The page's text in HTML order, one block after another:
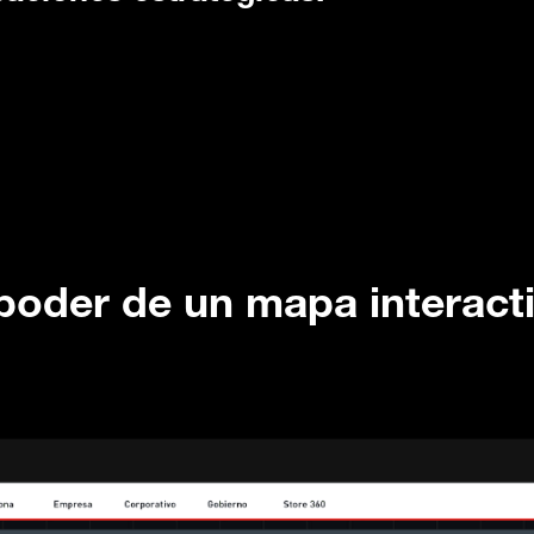
de un mapa